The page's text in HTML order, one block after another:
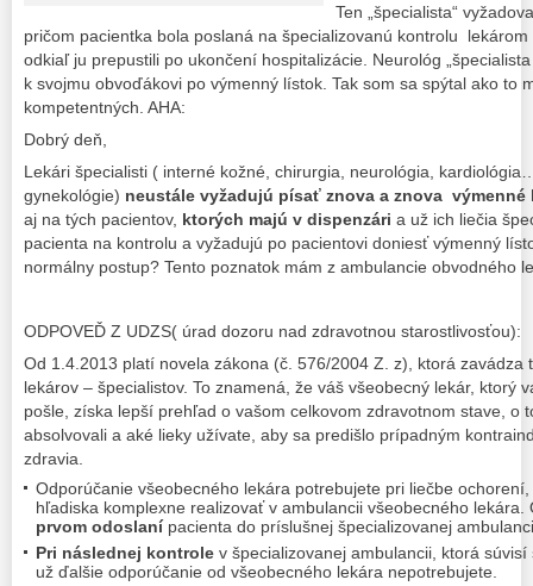
Ten „špecialista“
pričom pacientka bola poslaná na špecializovanú kontrolu
odkiaľ ju prepustili po ukončení hospitalizácie. Neurológ
k svojmu obvoďákovi po výmenný lístok. Tak som sa spýtal ako to
kompetentných. AHA:
Dobrý deň,
Lekári špecialisti ( interné kožné, chirurgia, neurológia,
gynekológie) neustále vyžadujú písať znova a znova výmenné
aj na tých pacientov, ktorých majú v dispenzári a už ich liečia
pacienta na kontrolu a vyžadujú po pacientovi doniesť výmenný
normálny postup? Tento poznatok mám z ambulancie obvodného
ODPOVEĎ Z UDZS( úrad dozoru nad zdravotnou starostlivosťou):
Od 1.4.2013 platí novela zákona (č. 576/2004 Z. z), ktorá zavádza
lekárov – špecialistov. To znamená, že váš všeobecný lekár, ktorý
pošle, získa lepší prehľad o vašom celkovom zdravotnom stave, o
absolvovali a aké lieky užívate, aby sa predišlo prípadným
zdravia.
Odporúčanie všeobecného lekára potrebujete pri liečbe
hľadiska komplexne realizovať v ambulancii všeobecného
prvom odoslanípacienta do príslušnej špecializovanej
Pri následnej kontrole v špecializovanej ambulancii, ktorá
už ďalšie odporúčanie od všeobecného lekára nepotrebujete.